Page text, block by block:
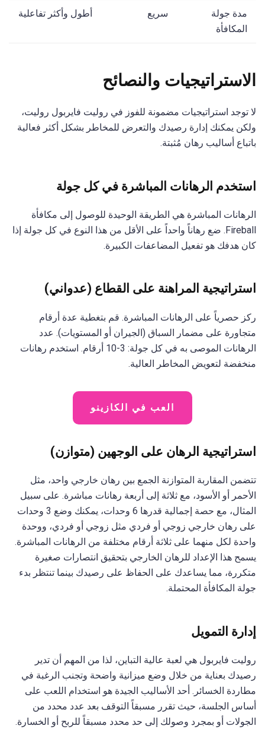
مدة جولة
المكافأة
سريع أطول وأكثر تفاعلية
الاستراتيجيات والنصائح
لا توجد استراتيجيات مضمونة للفوز في روليت فايربول روليت،
ولكن يمكنك إدارة رصيدك والتعرض للمخاطر بشكل أكثر فعالية
باتباع أساليب رهان مُثبتة.
استخدم الرهانات المباشرة في كل جولة
الرهانات المباشرة هي الطريقة الوحيدة للوصول إلى مكافأة
Fireball. ضع رهاناً واحداً على الأقل من هذا النوع في كل جولة إذا
كان هدفك هو تفعيل المضاعفات الكبيرة.
استراتيجية المراهنة على القطاع (عدواني)
ركز حصرياً على الرهانات المباشرة. قم بتغطية عدة أرقام
متجاورة على مضمار السباق (الجيران أو المستويات). عدد
الرهانات الموصى به في كل جولة: 3-10 أرقام. استخدم رهانات
منخفضة لتعويض المخاطر العالية.
العب في الكازينو
استراتيجية الرهان على الوجهين (متوازن)
تتضمن المقاربة المتوازنة الجمع بين رهان خارجي واحد، مثل
الأحمر أو الأسود، مع ثلاثة إلى أربعة رهانات مباشرة. على سبيل
المثال، مع حصة إجمالية قدرها 6 وحدات، يمكنك وضع 3 وحدات
على رهان خارجي زوجي أو فردي مثل زوجي أو فردي، ووحدة
واحدة لكل منهما على ثلاثة أرقام مختلفة من الرهانات المباشرة.
يسمح هذا الإعداد للرهان الخارجي بتحقيق انتصارات صغيرة
متكررة، مما يساعدك على الحفاظ على رصيدك بينما تنتظر بدء
جولة المكافأة المحتملة.
إدارة التمويل
روليت فايربول هي لعبة عالية التباين، لذا من المهم أن تدير
رصيدك بعناية من خلال وضع ميزانية واضحة وتجنب الرغبة في
مطاردة الخسائر. أحد الأساليب الجيدة هو استخدام اللعب على
أساس الجلسة، حيث تقرر مسبقاً التوقف بعد عدد محدد من
الجولات أو بمجرد وصولك إلى حد محدد مسبقاً للربح أو الخسارة.